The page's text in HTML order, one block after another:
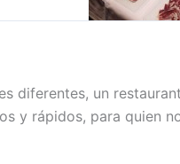
diferentes, un
y rápidos, para quien